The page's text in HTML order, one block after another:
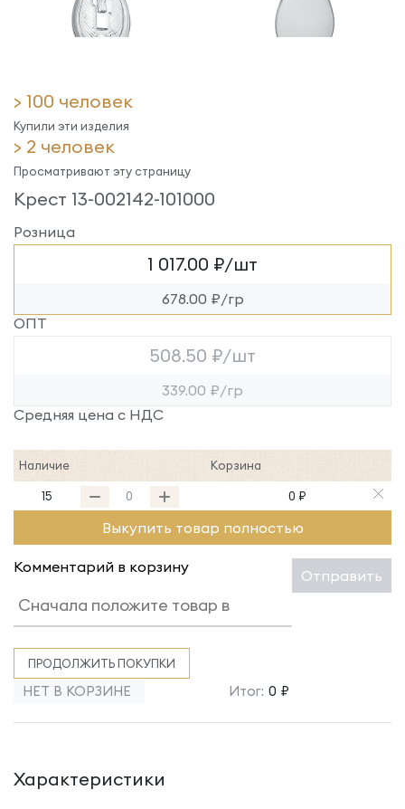
> 100 человек
Купили эти изделия
> 2 человек
Просматривают эту страницу
Крест 13-002142-101000
Розница
1 017.00 ₽/шт
678.00 ₽/гр
ОПТ
508.50 ₽/шт
339.00 ₽/гр
Средняя цена с НДС
Наличие Корзина
15 0 ₽
Выкупить товар полностью
Комментарий в корзину Отправить
ПРОДОЛЖИТЬ ПОКУПКИ
НЕТ В КОРЗИНЕ Итог: 0 ₽
Характеристики